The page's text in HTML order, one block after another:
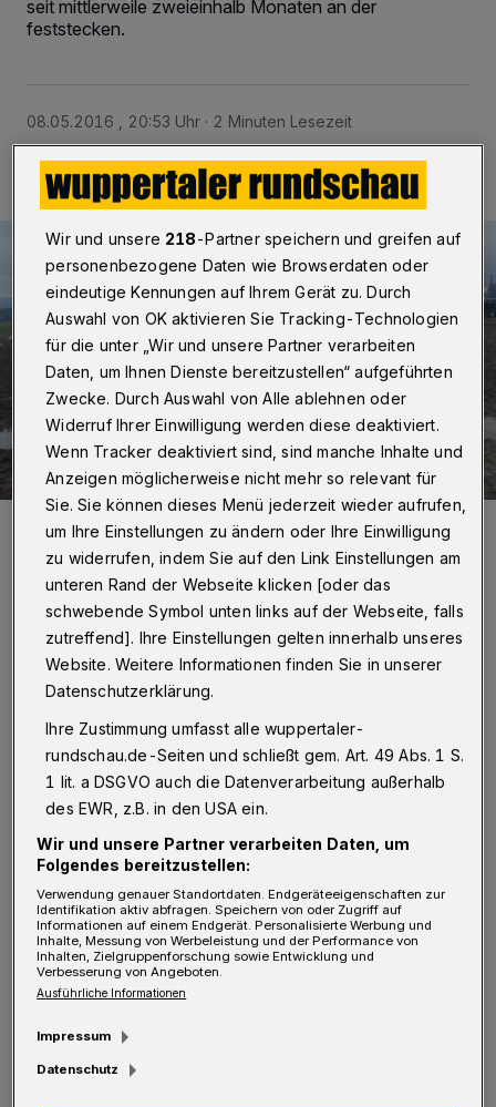
seit mittlerweile zweieinhalb Monaten an der
feststecken.
08.05.2016 , 20:53 Uhr 2 Minuten Lesezeit
"Cars of Hope"-Aktivist René Schuijlenburg:
"Die Menschen in Idomeni haben nicht damit
gerechnet, dass die Grenze geschlossen wird.
Es fehlt hier an allem. Nachts hört man hier
die Hunde der mazedonischen
Grenzpatrouillen bellen und viele Kinder
weinen. Immer mehr Menschen werden krank
und wissen nicht, was sie tun sollen. Die
Versorgungslage in den vom griechischen
Militär geführten offiziellen Camps ist nach
Wir und unsere 218-Partner speichern und greifen auf
personenbezogene Daten wie Browserdaten oder
eindeutige Kennungen auf Ihrem Gerät zu. Durch
Auswahl von OK aktivieren Sie Tracking-Technologien
für die unter „Wir und unsere Partner verarbeiten
Daten, um Ihnen Dienste bereitzustellen“ aufgeführten
Zwecke. Durch Auswahl von Alle ablehnen oder
Widerruf Ihrer Einwilligung werden diese deaktiviert.
Wenn Tracker deaktiviert sind, sind manche Inhalte und
Anzeigen möglicherweise nicht mehr so relevant für
Sie. Sie können dieses Menü jederzeit wieder aufrufen,
um Ihre Einstellungen zu ändern oder Ihre Einwilligung
zu widerrufen, indem Sie auf den Link Einstellungen am
unteren Rand der Webseite klicken [oder das
schwebende Symbol unten links auf der Webseite, falls
zutreffend]. Ihre Einstellungen gelten innerhalb unseres
Website. Weitere Informationen finden Sie in unserer
Datenschutzerklärung.
Ihre Zustimmung umfasst alle wuppertaler-
rundschau.de-Seiten und schließt gem. Art. 49 Abs. 1 S.
1 lit. a DSGVO auch die Datenverarbeitung außerhalb
des EWR, z.B. in den USA ein.
Wir und unsere Partner verarbeiten Daten, um
Folgendes bereitzustellen:
Verwendung genauer Standortdaten. Endgeräteeigenschaften zur
Identifikation aktiv abfragen. Speichern von oder Zugriff auf
Informationen auf einem Endgerät. Personalisierte Werbung und
Inhalte, Messung von Werbeleistung und der Performance von
Inhalten, Zielgruppenforschung sowie Entwicklung und
Verbesserung von Angeboten.
Ausführliche Informationen
Impressum
Datenschutz